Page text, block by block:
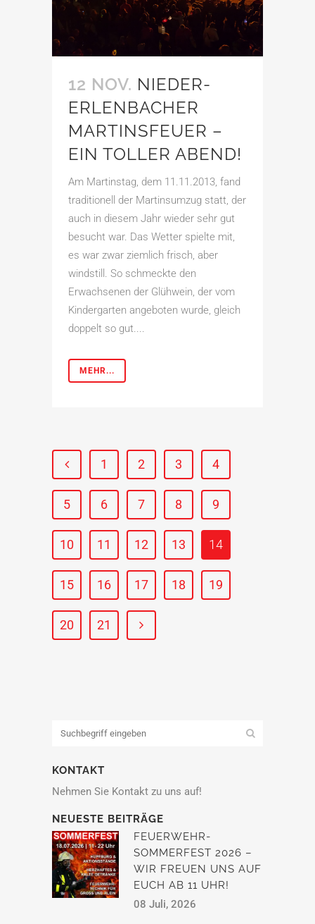
12 NOV. NIEDER-
ERLENBACHER
MARTINSFEUER –
EIN TOLLER ABEND!
Am Martinstag, dem 11.11.2013, fand
traditionell der Martinsumzug statt, der
auch in diesem Jahr wieder sehr gut
besucht war. Das Wetter spielte mit,
es war zwar ziemlich frisch, aber
windstill. So schmeckte den
Erwachsenen der Glühwein, der vom
Kindergarten angeboten wurde, gleich
doppelt so gut....
MEHR...
1 2 3 4
5 6 7 8 9
10 11 12 13 14
15 16 17 18 19
20 21
KONTAKT
Nehmen Sie Kontakt zu uns auf!
NEUESTE BEITRÄGE
FEUERWEHR-
SOMMERFEST 2026 –
WIR FREUEN UNS AUF
EUCH AB 11 UHR!
08 Juli, 2026